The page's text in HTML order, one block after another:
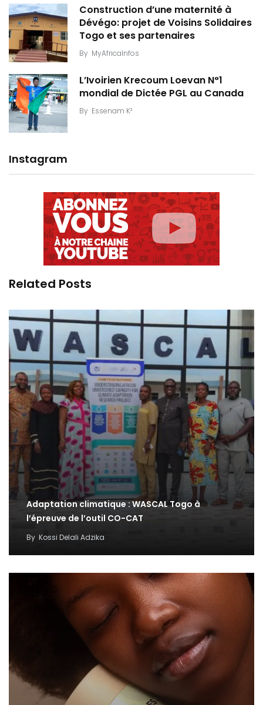
Construction d’une maternité à
Dévégo: projet de Voisins Solidaires
Togo et ses partenaires
By MyAfricaInfos
L’Ivoirien Krecoum Loevan N°1
mondial de Dictée PGL au Canada
By Essenam K²
Instagram
Related Posts
Adaptation climatique : WASCAL Togo à
l’épreuve de l’outil CO-CAT
By Kossi Delali Adzika